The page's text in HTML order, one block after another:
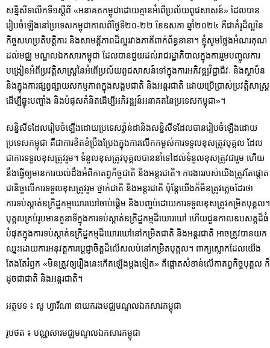
សន្និសីទលើកទី១ស្តីពី «អនាគតកម្ពុជាដោយគ្មានអំពើប្រល័យពូជសាសន៍» ដែលបាន
រៀបចំឡើងនៅប្រទេសកម្ពុជាកាលពីថ្ងៃទី២០-២២ ខែឧសភា ឆ្នាំ២០២៤ គឺជាគំរូដ៏ល្អនៃ
កិច្ចសហប្រតិបត្តិការ និងសាមគ្គីភាពដ៏ល្អរវាងភាគីពាក់ព័ន្ធនានា។ ខ្ញុំសូមថ្លែងអំណរគុណ
ដល់មជ្ឈ មណ្ឌលឯកសារកម្ពុជា ដែលបានជួយដល់រាជរដ្ឋាភិបាលក្នុងការរួមបញ្ចូលការ
បង្រៀនអំពីប្រវត្តិសាស្ត្រនៃអំពើប្រល័យពូជសាសន៍ទៅក្នុងការអភិវឌ្ឍវិជ្ជាជីវៈ និងស្ថាប័ន
និងក្នុងការផ្សព្វផ្សាយសកម្មភាពក្នុងសង្គមជាតិ និងអន្តរជាតិ ដោយប្រើប្រាស់ប្រវត្តិសាស្រ្ត
ដើម្បីឆ្លុះបញ្ចាំង និងបំផុសគំនិតដើម្បីអភិវឌ្ឍន៍អនាគតនៃប្រទេសកម្ពុជា»។
សន្និសីទដែលរៀបចំឡើងដោយប្រទេសរ៉្វាន់ដានិងសន្និសីទដែលបានរៀបចំឡើងដោយ
ប្រទេសកម្ពុជា គឺជាការខិតខំប្រឹងប្រែងក្នុងការលើកកម្ពស់ការទទួលខុសត្រូវបុគ្គល ដែល
ជាការទទួលខុសត្រូវរួម។ ទំនួលខុសត្រូវបុគ្គលបាននាំទៅដល់ទំនួលខុសត្រូវជារួម ហើយ
នឹងធ្វើឲ្យមានការយល់ដឹងអំពីកាតព្វ​កិច្ចជាតិ និងអន្តរជាតិ។ ការងាររបស់យើងត្រូវតែផ្តោត
ជានិច្ចលើការទទួលខុសត្រូវរួម ថ្នាក់ជាតិ និងអន្តរជាតិ ប៉ុន្តែយើងក៏មិនត្រូវភ្លេចដែរថា
ការទប់ស្កាត់ឧក្រិដ្ឋកម្មឃោរឃៅចាប់ផ្តើម និងបញ្ចប់ដោយការទទួលខុសត្រូវកម្រិតបុគ្គល។
បុគ្គលគ្រប់រូបមានតួនាទីក្នុងការទប់ស្កាត់ឧក្រិដ្ឋកម្មដ៏ឃោរឃៅ ហើយជួនកាលឧបសគ្គដ៏ធំ
បំផុតក្នុងការទប់ស្កាត់ឧក្រិដ្ឋកម្មដ៏ឃោរឃៅនៅកម្រិតជាតិ និងអន្តរជាតិ អាចត្រូវបានយក
ឈ្នះដោយការអនុវត្តការប្តេជ្ញាចិត្តដ៏លើសលប់នៅកម្រិតបុគ្គល។ ពាក្យស្លោកដែលយើង
តែងតែរំឭក «មិនត្រូវឲ្យរឿងនេះកើតឡើងម្តងទៀត» គឺ​ផ្តោតសំខាន់លើកាតព្វកិច្ចបុគ្គល ក៏
ដូចជា​ជាតិ និង​អន្តរជាតិ។
អត្ថបទ ៖ សូ ហ្វារីណា នាយករងមជ្ឈមណ្ឌលឯកសារកម្ពុជា
រូបថត ៖ បណ្ណសារមជ្ឈមណ្ឌលឯកសារកម្ពុជា